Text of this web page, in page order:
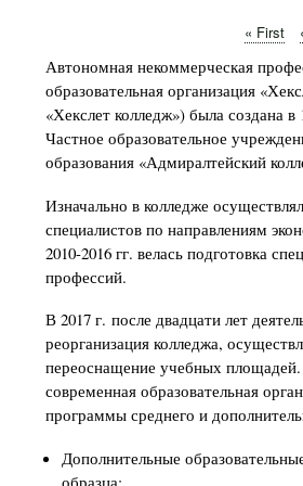
страниц
Первая
« First
Автономная некоммерческая
образовательная организация
«Хекслет колледж») была создана в
Частное образовательное
образования «Адмиралтейский
Изначально в колледже
специалистов по направлениям
2010-2016 гг. велась подготовка
профессий.
В 2017 г. после двадцати лет
реорганизация колледжа,
переоснащение учебных площадей.
современная образовательная
программы среднего и
Дополнительные